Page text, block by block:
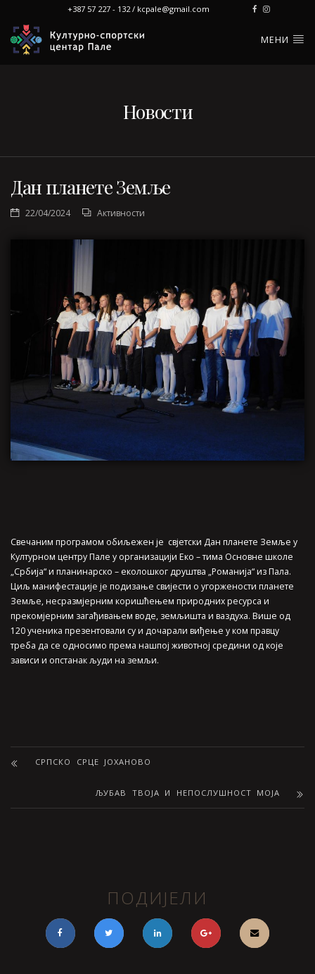
+387 57 227 - 132 / kcpale@gmail.com
МЕНИ
Новости
Дан планете Земље
22/04/2024 Активности
Свечаним програмом обиљежен је свјетски Дан планете Земље у
Културном центру Пале у организацији Еко – тима Основне школе
„Србија“ и планинарско – еколошког друштва „Романија“ из Пала.
Циљ манифестације је подизање свијести о угоржености планете
Земље, несразмјерним коришћењем природних ресурса и
прекомјерним загађивањем воде, земљишта и ваздуха. Више од
120 ученика презентовали су и дочарали виђење у ком правцу
треба да се односимо према нашпој животној средини од које
зависи и опстанак људи на земљи.
СРПСКО СРЦЕ ЈОХАНОВО
ЉУБАВ ТВОЈА И НЕПОСЛУШНОСТ МОЈА
ПОДИЈЕЛИ